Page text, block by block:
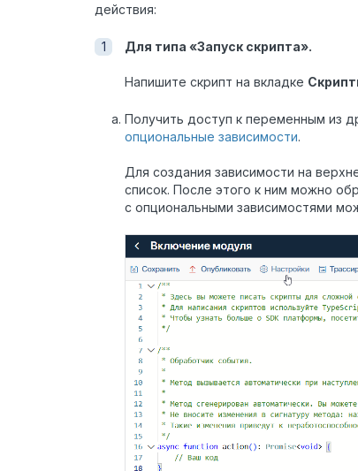
действия:
Для типа «Запуск скрипта».
Напишите скрипт на вкладке
Получить доступ к переменным из
опциональные зависимости.
Для создания зависимости на
список. После этого к ним можно
с опциональными зависимостями